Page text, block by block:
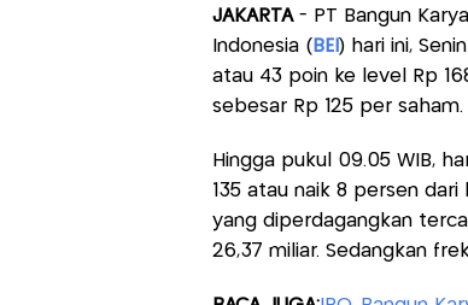
JAKARTA - PT Bangun
Indonesia ( BEI ) hari ini,
atau 43 poin ke level Rp
sebesar Rp 125 per saham.
Hingga pukul 09.05 WIB,
135 atau naik 8 persen
yang diperdagangkan
26,37 miliar. Sedangkan